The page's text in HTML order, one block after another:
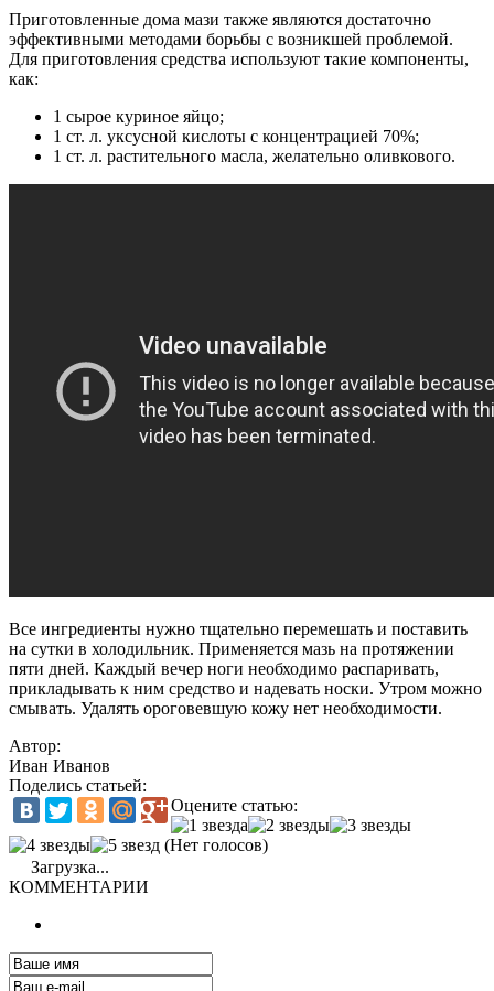
Приготовленные дома мази также являются достаточно
эффективными методами борьбы с возникшей проблемой.
Для приготовления средства используют такие компоненты,
как:
1 сырое куриное яйцо;
1 ст. л. уксусной кислоты с концентрацией 70%;
1 ст. л. растительного масла, желательно оливкового.
Все ингредиенты нужно тщательно перемешать и поставить
на сутки в холодильник. Применяется мазь на протяжении
пяти дней. Каждый вечер ноги необходимо распаривать,
прикладывать к ним средство и надевать носки. Утром можно
смывать. Удалять ороговевшую кожу нет необходимости.
Автор:
Иван Иванов
Поделись статьей:
Оцените статью:
(Нет голосов)
Загрузка...
КОММЕНТАРИИ